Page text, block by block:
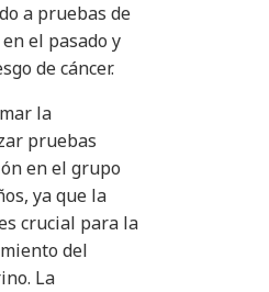
a pruebas de
el pasado y
de cáncer.
la
pruebas
en el grupo
ya que la
crucial para la
del
La